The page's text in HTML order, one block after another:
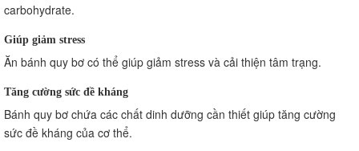
carbohydrate.
Giúp giảm stress
Ăn bánh quy bơ có thể giúp giảm stress và cải thiện tâm trạng.
Tăng cường sức đề kháng
Bánh quy bơ chứa các chất dinh dưỡng cần thiết giúp tăng cường
sức đề kháng của cơ thể.